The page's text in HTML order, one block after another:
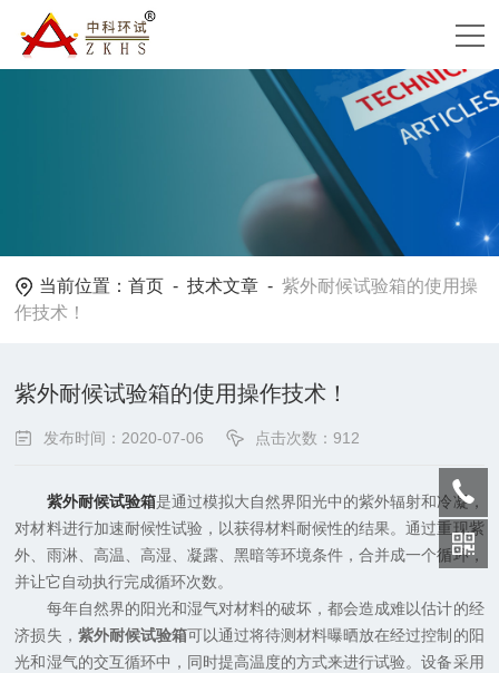
当前位置：首页 -技术文章 -紫外耐候试验箱的使用操
作技术！
紫外耐候试验箱的使用操作技术！
发布时间：2020-07-06 点击次数：912
紫外耐候试验箱是通过模拟大自然界阳光中的紫外辐射和冷凝，
对材料进行加速耐候性试验，以获得材料耐候性的结果。通过重现紫
外、雨淋、高温、高湿、凝露、黑暗等环境条件，合并成一个循环，
并让它自动执行完成循环次数。
每年自然界的阳光和湿气对材料的破坏，都会造成难以估计的经
济损失， 紫外耐候试验箱可以通过将待测材料曝晒放在经过控制的阳
光和湿气的交互循环中，同时提高温度的方式来进行试验。设备采用